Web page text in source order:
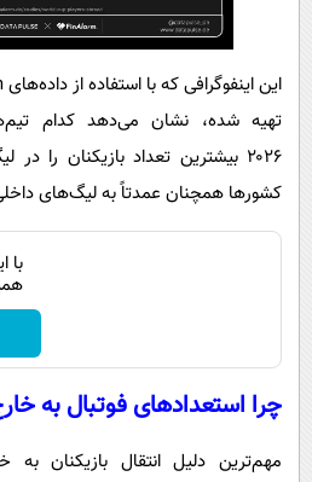
تهیه شده، نشان می‌دهد کدام
۲۰۲۶ بیشترین تعداد بازیکنان را
کشورها همچنان عمدتاً به لیگ‌های
با
چرا استعدادهای فوتبال به
مهم‌ترین دلیل انتقال بازیکنان